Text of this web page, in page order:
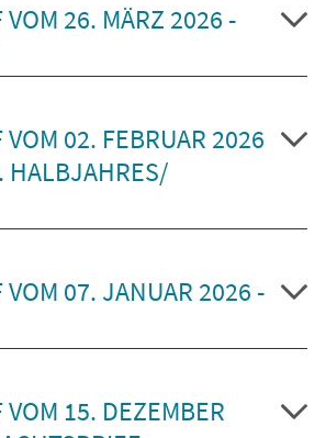
VOM 26. MÄRZ 2026 -
VOM 02. FEBRUAR 2026
HALBJAHRES/
VOM 07. JANUAR 2026 -
VOM 15. DEZEMBER